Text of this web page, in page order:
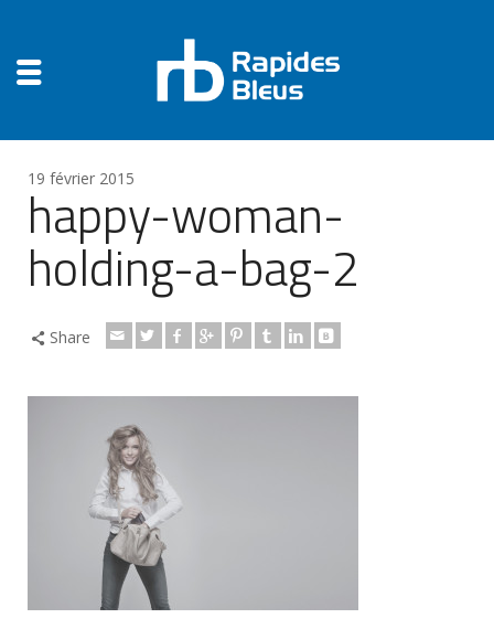
19 février 2015
happy-woman-
holding-a-bag-2
Share